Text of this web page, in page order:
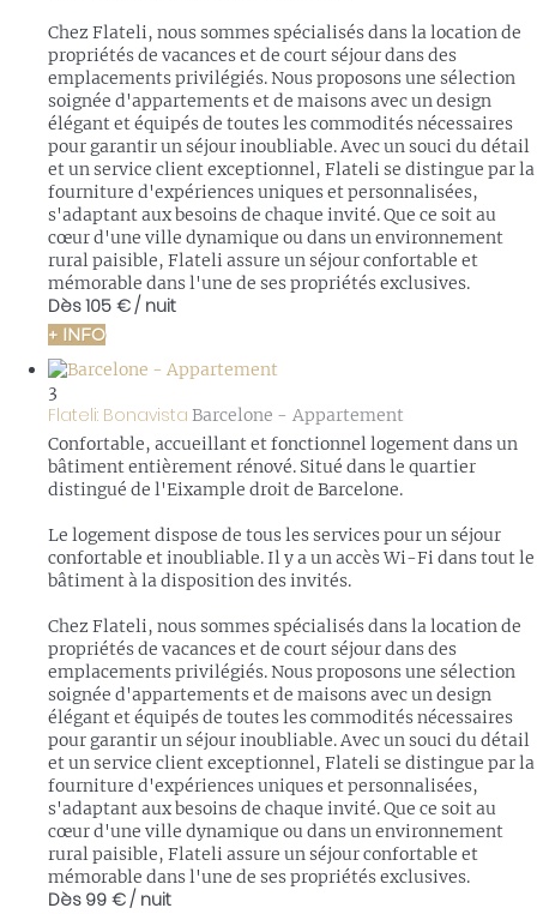
Chez Flateli, nous sommes spécialisés dans la location de
propriétés de vacances et de court séjour dans des
emplacements privilégiés. Nous proposons une sélection
soignée d'appartements et de maisons avec un design
élégant et équipés de toutes les commodités nécessaires
pour garantir un séjour inoubliable. Avec un souci du détail
et un service client exceptionnel, Flateli se distingue par la
fourniture d'expériences uniques et personnalisées,
s'adaptant aux besoins de chaque invité. Que ce soit au
cœur d'une ville dynamique ou dans un environnement
rural paisible, Flateli assure un séjour confortable et
mémorable dans l'une de ses propriétés exclusives.
Dès105 €/ nuit
+ INFO
3
Flateli: Bonavista Barcelone - Appartement
Confortable, accueillant et fonctionnel logement dans un
bâtiment entièrement rénové. Situé dans le quartier
distingué de l'Eixample droit de Barcelone.
Le logement dispose de tous les services pour un séjour
confortable et inoubliable. Il y a un accès Wi-Fi dans tout le
bâtiment à la disposition des invités.
Chez Flateli, nous sommes spécialisés dans la location de
propriétés de vacances et de court séjour dans des
emplacements privilégiés. Nous proposons une sélection
soignée d'appartements et de maisons avec un design
élégant et équipés de toutes les commodités nécessaires
pour garantir un séjour inoubliable. Avec un souci du détail
et un service client exceptionnel, Flateli se distingue par la
fourniture d'expériences uniques et personnalisées,
s'adaptant aux besoins de chaque invité. Que ce soit au
cœur d'une ville dynamique ou dans un environnement
rural paisible, Flateli assure un séjour confortable et
mémorable dans l'une de ses propriétés exclusives.
Dès 99 €/ nuit